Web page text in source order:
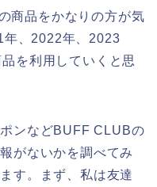
商品をかなりの方が気
年、2022年、2023
を利用していくと思
ンなどBUFF CLUBの
がないかを調べてみ
す。まず、私は友達